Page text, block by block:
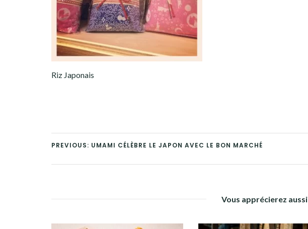
Riz Japonais
PREVIOUS: UMAMI CÉLÈBRE LE JAPON AVEC LE BON MARCHÉ
Vous apprécierez aussi